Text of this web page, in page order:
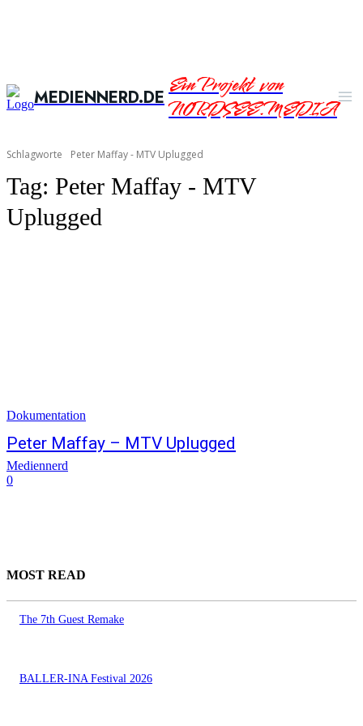
MEDIENNERD.DEEin Projekt von
NORDSEE.MEDIA
Schlagworte Peter Maffay - MTV Uplugged
Tag: Peter Maffay - MTV
Uplugged
Dokumentation
Peter Maffay – MTV Uplugged
Mediennerd
0
MOST READ
The 7th Guest Remake
BALLER-INA Festival 2026